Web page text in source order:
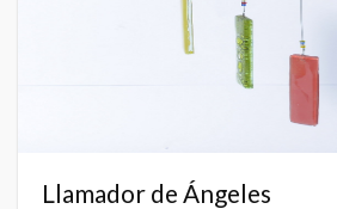
Llamador de Ángeles